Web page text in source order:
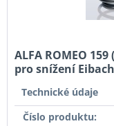
ALFA ROMEO 159
pro snížení
Technické údaje
Číslo produktu: